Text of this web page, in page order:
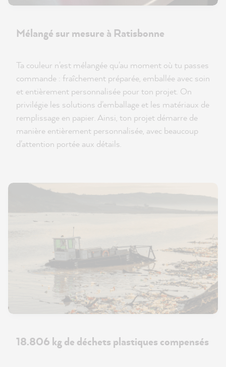
Mélangé sur mesure à Ratisbonne
Ta couleur n'est mélangée qu'au moment où tu passes
commande : fraîchement préparée, emballée avec soin
et entièrement personnalisée pour ton projet. On
privilégie les solutions d'emballage et les matériaux de
remplissage en papier. Ainsi, ton projet démarre de
manière entièrement personnalisée, avec beaucoup
d'attention portée aux détails.
18.806 kg de déchets plastiques compensés